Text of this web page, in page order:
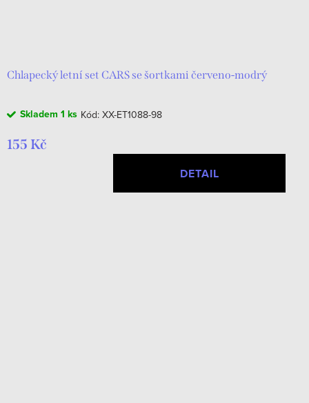
Chlapecký letní set CARS se šortkami červeno-modrý
Skladem 1 ks Kód: XX-ET1088-98
155 Kč
DETAIL